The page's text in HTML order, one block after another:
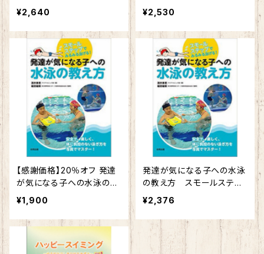
ルビーイング教育・支援実
¥2,640
ウェルビーイング教育・支援
実践
¥2,530
【感謝価格】20％オフ 発達
が気になる子への水泳の教
え方 スモールステップで
みるみる泳げる
¥1,900
発達が気になる子への水泳
の教え方 スモールステッ
プでみるみる泳げる
¥2,376